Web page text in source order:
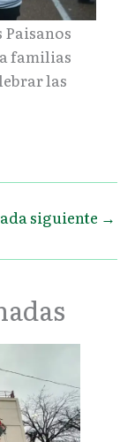
familias
las
siguiente →